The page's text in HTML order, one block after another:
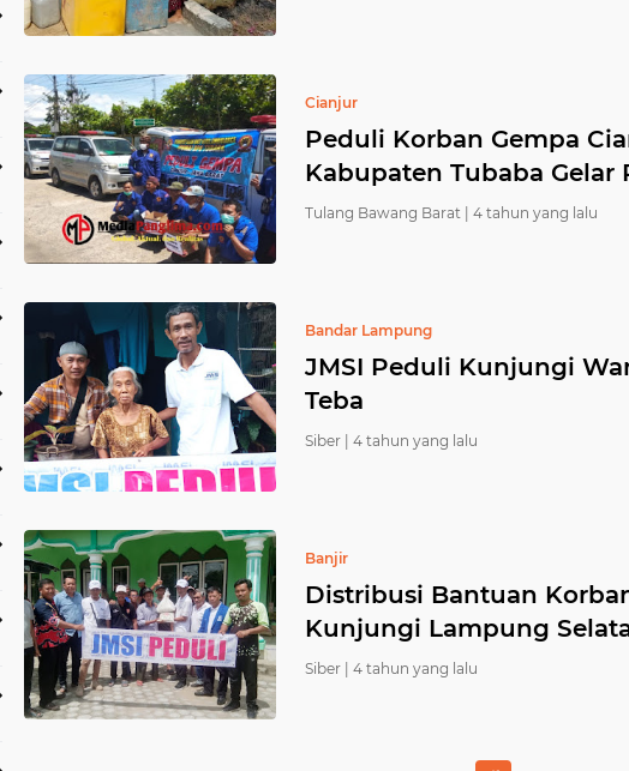
Cianjur
Peduli Korban Gempa
Kabupaten Tubaba Gelar
Tulang Bawang Barat | 4 tahun yang lalu
Bandar Lampung
JMSI Peduli Kunjungi
Teba
Siber | 4 tahun yang lalu
Banjir
Distribusi Bantuan
Kunjungi Lampung
Siber | 4 tahun yang lalu